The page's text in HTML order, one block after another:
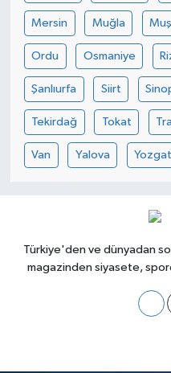
Mersin Muğla Muş
Ordu Osmaniye
Şanlıurfa Siirt
Tekirdağ Tokat
Van Yalova Yozgat
Türkiye'den ve dünyadan
magazinden siyasete,